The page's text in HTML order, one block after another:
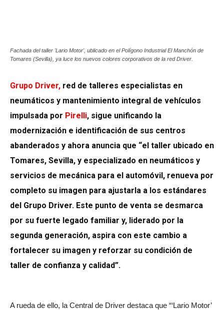
Fachada del taller 'Lario Motor', ublicado en el Polígono Industrial El Manchón de
Tomares (Sevilla), ya luce los nuevos colores corporativos de la red Driver.
Grupo Driver, red de talleres especialistas en
neumáticos y mantenimiento integral de vehículos
impulsada por Pirelli, sigue unificando la
modernización e identificación de sus centros
abanderados y ahora anuncia que “el taller ubicado en
Tomares, Sevilla, y especializado en neumáticos y
servicios de mecánica para el automóvil, renueva por
completo su imagen para ajustarla a los estándares
del Grupo Driver. Este punto de venta se desmarca
por su fuerte legado familiar y, liderado por la
segunda generación, aspira con este cambio a
fortalecer su imagen y reforzar su condición de
taller de confianza y calidad”.
A rueda de ello, la Central de Driver destaca que “‘Lario Motor’